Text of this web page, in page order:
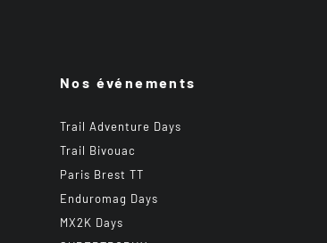
Nos événements
Trail Adventure Days
Trail Bivouac
Paris Brest TT
Enduromag Days
MX2K Days